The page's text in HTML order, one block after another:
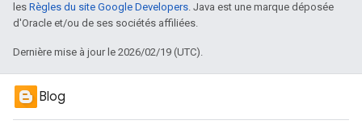
les Règles du site Google Developers. Java est une marque déposée
d'Oracle et/ou de ses sociétés affiliées.
Dernière mise à jour le 2026/02/19 (UTC).
Blog